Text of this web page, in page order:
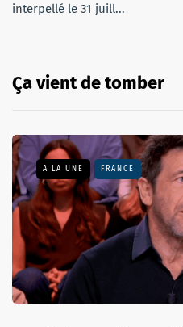
interpellé le 31 juill...
Ça vient de tomber
A LA UNE FRANCE